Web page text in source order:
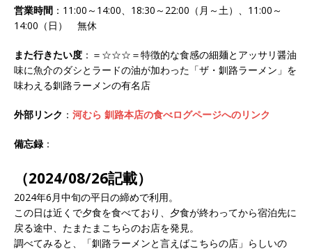
営業時間 ：11:00～14:00、18:30～22:00（月～土）、11:00～
14:00（日） 無休
また行きたい度 ：＝☆☆☆＝特徴的な食感の細麺とアッサリ醤油
味に魚介のダシとラードの油が加わった「ザ・釧路ラーメン」を
味わえる釧路ラーメンの有名店
外部リンク ： 河むら 釧路本店の食べログページへのリンク
備忘録 ：
（2024/08/26記載）
2024年6月中旬の平日の締めで利用。
この日は近くで夕食を食べており、夕食が終わってから宿泊先に
戻る途中、たまたまこちらのお店を発見。
調べてみると、「釧路ラーメンと言えばこちらの店」らしいの